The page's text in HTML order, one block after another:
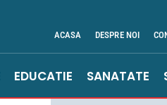
ACASA DESPRE NOI
EDUCATIE SANATATE